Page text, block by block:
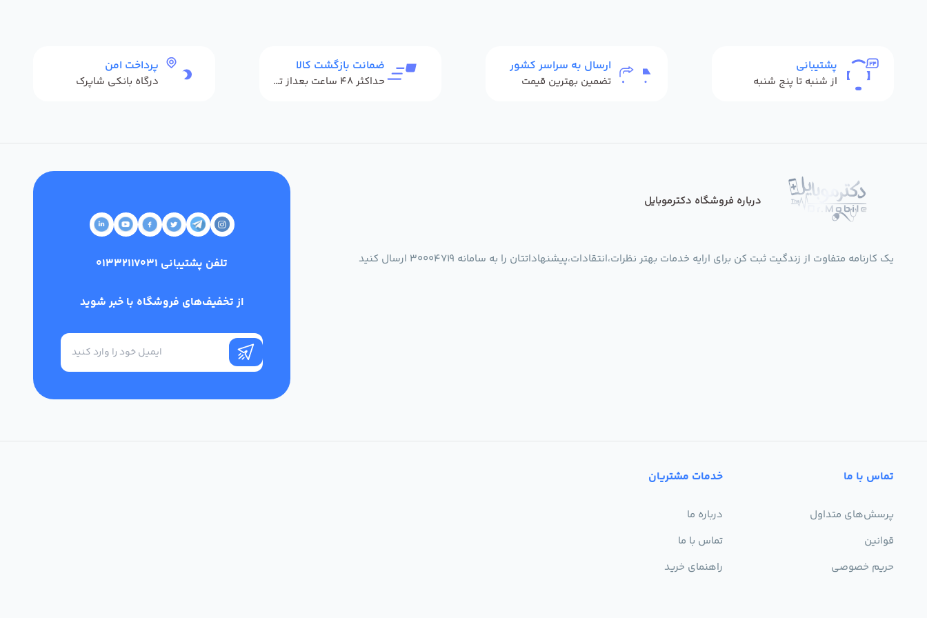
پشتیبانی
از شنبه تا پنج شنبه
ارسال به سراسر کشور
تضمین بهترین قیمت
ضمانت بازگشت کالا
حداکثر 48 ساعت بعداز تحویل
پرداخت امن
درگاه بانکی شاپرک
درباره فروشگاه دکترموبایل
یک کارنامه متفاوت از زندگیت ثبت کن برای ارایه خدمات بهتر نظرات،انتقادات،پیشنهاداتتان را به سامانه 30004719 ارسال کنید تلفن پشتیبانی 01332117031
از تخفیف‌های فروشگاه با خبر شوید
تماس با ما
پرسش‌های متداول
قوانین
حریم خصوصی
خدمات مشتریان
درباره ما
تماس با ما
راهنمای خرید